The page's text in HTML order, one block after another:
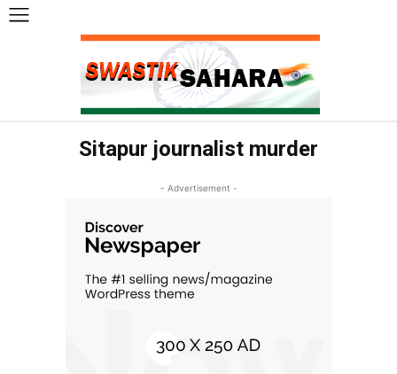
Sitapur journalist murder
- Advertisement -